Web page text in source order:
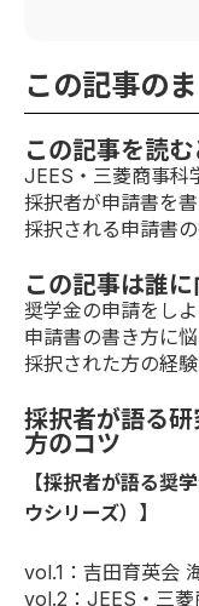
この記事の
この記事を読
JEES・三菱商事科
採択者が申請書を
採択される申請書
この記事は誰
奨学金の申請をし
申請書の書き方に
採択された方の経
採択者が語る
方のコツ
【採択者が語る奨
ウシリーズ）】
vol.1 ：吉田育英会
vol.2 ：JEES・三